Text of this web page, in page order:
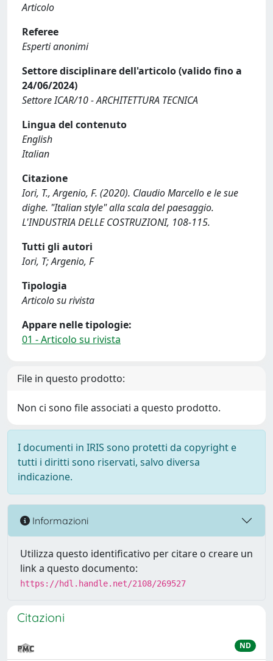
Articolo
Referee
Esperti anonimi
Settore disciplinare dell'articolo (valido fino a
24/06/2024)
Settore ICAR/10 - ARCHITETTURA TECNICA
Lingua del contenuto
English
Italian
Citazione
Iori, T., Argenio, F. (2020). Claudio Marcello e le sue
dighe. "Italian style" alla scala del paesaggio.
L'INDUSTRIA DELLE COSTRUZIONI, 108-115.
Tutti gli autori
Iori, T; Argenio, F
Tipologia
Articolo su rivista
Appare nelle tipologie:
01 - Articolo su rivista
File in questo prodotto:
Non ci sono file associati a questo prodotto.
I documenti in IRIS sono protetti da copyright e
tutti i diritti sono riservati, salvo diversa
indicazione.
Informazioni
Utilizza questo identificativo per citare o creare un
link a questo documento:
https://hdl.handle.net/2108/269527
Citazioni
ND